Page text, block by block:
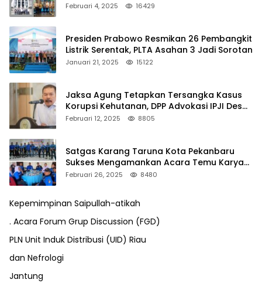
Februari 4, 2025 16429
Presiden Prabowo Resmikan 26 Pembangkit
Listrik Serentak, PLTA Asahan 3 Jadi Sorotan
Januari 21, 2025 15122
Jaksa Agung Tetapkan Tersangka Kasus
Korupsi Kehutanan, DPP Advokasi IPJI Desak
Pengusutan Pajak RAPP
Februari 12, 2025 8805
Satgas Karang Taruna Kota Pekanbaru
Sukses Mengamankan Acara Temu Karya
VII Karang Taruna Pekanbaru
Februari 26, 2025 8480
Kepemimpinan Saipullah-atikah
. Acara Forum Grup Discussion (FGD)
PLN Unit Induk Distribusi (UID) Riau
dan Nefrologi
Jantung